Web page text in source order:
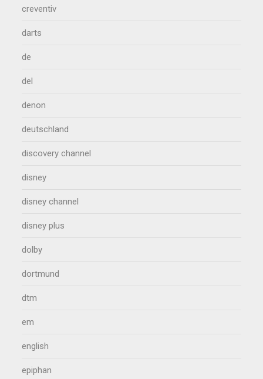
creventiv
darts
de
del
denon
deutschland
discovery channel
disney
disney channel
disney plus
dolby
dortmund
dtm
em
english
epiphan